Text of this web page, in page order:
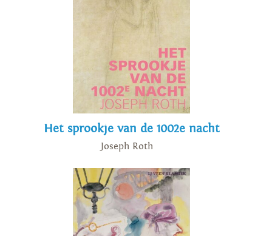
Het sprookje van de 1002e nacht
Joseph Roth